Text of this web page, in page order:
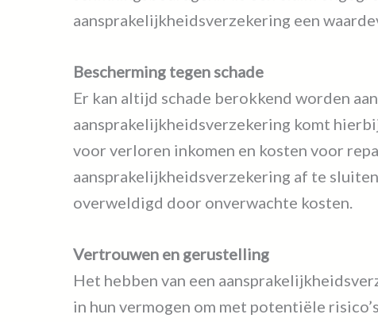
aansprakelijkheidsverzekering een
Bescherming tegen schade
Er kan altijd schade berokkend worden
aansprakelijkheidsverzekering komt
voor verloren inkomen en kosten voor
aansprakelijkheidsverzekering af te
overweldigd door onverwachte kosten.
Vertrouwen en gerustelling
Het hebben van een
in hun vermogen om met potentiële